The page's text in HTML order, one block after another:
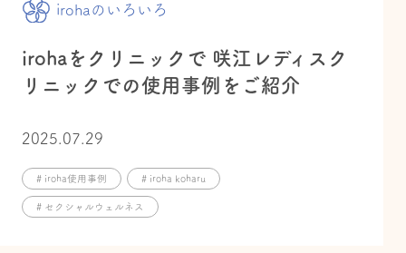
irohaのいろいろ
irohaをクリニックで 咲江レディスク
リニックでの使用事例をご紹介
2025.07.29
# iroha使用事例 # iroha koharu
# セクシャルウェルネス